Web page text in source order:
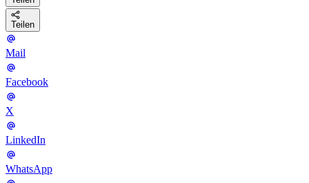
Teilen
Mail
Facebook
X
LinkedIn
WhatsApp